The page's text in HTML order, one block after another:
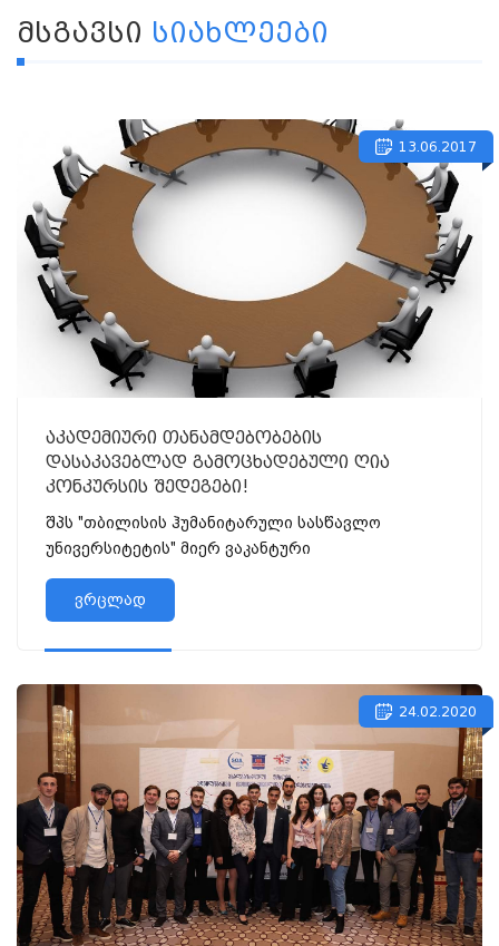
ᲛᲡᲒᲐᲕᲡᲘ ᲡᲘᲐᲮᲚᲔᲔᲑᲘ
13.06.2017
აკადემიური თანამდებობების
დასაკავებლად გამოცხადებული ღია
კონკურსის შედეგები!
შპს "თბილისის ჰუმანიტარული სასწავლო
უნივერსიტეტის" მიერ ვაკანტური
ვრცლად
24.02.2020